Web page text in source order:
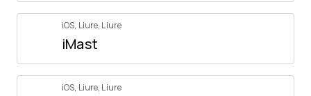
iOS, Liure, Liure
iMast
iOS, Liure, Liure